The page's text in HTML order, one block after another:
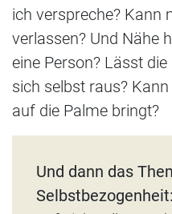
ich verspreche? Kann
verlassen? Und Nähe
eine Person? Lässt
sich selbst raus?
auf die Palme bringt?
Und dann das
Selbstbezogenheit: